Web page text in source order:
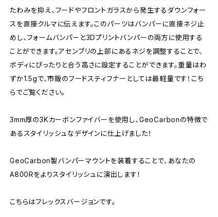
たわみを抑え、フードやフロントガラスから発生するダウンフォー
スを直接クルマに伝えます。このパーツはバンパーに直接ネジ止
めし、フォームバンパーと3Dプリントバンパーの両方に使用する
ことができます。アセンブリの上部にあるネジを調整することで、
ボディにぴったりと合う高さに設定することができます。重量はわ
ずか1.5gで、市販のフードスティフナーとしては最軽量です！こち
らでご覧ください。
3mm厚の3Kカーボンファイバーを使用し、GeoCarbonの特徴で
あるスタイリッシュなデザインに仕上げました！
GeoCarbon製バンパーマウントを装着することで、あなたの
A800Rをよりスタイリッシュに演出します！
こちらはフレックスバージョンです。